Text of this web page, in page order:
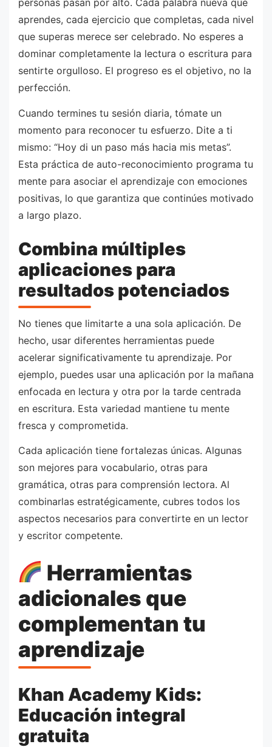
personas pasan por alto. Cada palabra nueva que
aprendes, cada ejercicio que completas, cada nivel
que superas merece ser celebrado. No esperes a
dominar completamente la lectura o escritura para
sentirte orgulloso. El progreso es el objetivo, no la
perfección.
Cuando termines tu sesión diaria, tómate un
momento para reconocer tu esfuerzo. Dite a ti
mismo: “Hoy di un paso más hacia mis metas”.
Esta práctica de auto-reconocimiento programa tu
mente para asociar el aprendizaje con emociones
positivas, lo que garantiza que continúes motivado
a largo plazo.
Combina múltiples
aplicaciones para
resultados potenciados
No tienes que limitarte a una sola aplicación. De
hecho, usar diferentes herramientas puede
acelerar significativamente tu aprendizaje. Por
ejemplo, puedes usar una aplicación por la mañana
enfocada en lectura y otra por la tarde centrada
en escritura. Esta variedad mantiene tu mente
fresca y comprometida.
Cada aplicación tiene fortalezas únicas. Algunas
son mejores para vocabulario, otras para
gramática, otras para comprensión lectora. Al
combinarlas estratégicamente, cubres todos los
aspectos necesarios para convertirte en un lector
y escritor competente.
Herramientas
adicionales que
complementan tu
aprendizaje
Khan Academy Kids:
Educación integral
gratuita